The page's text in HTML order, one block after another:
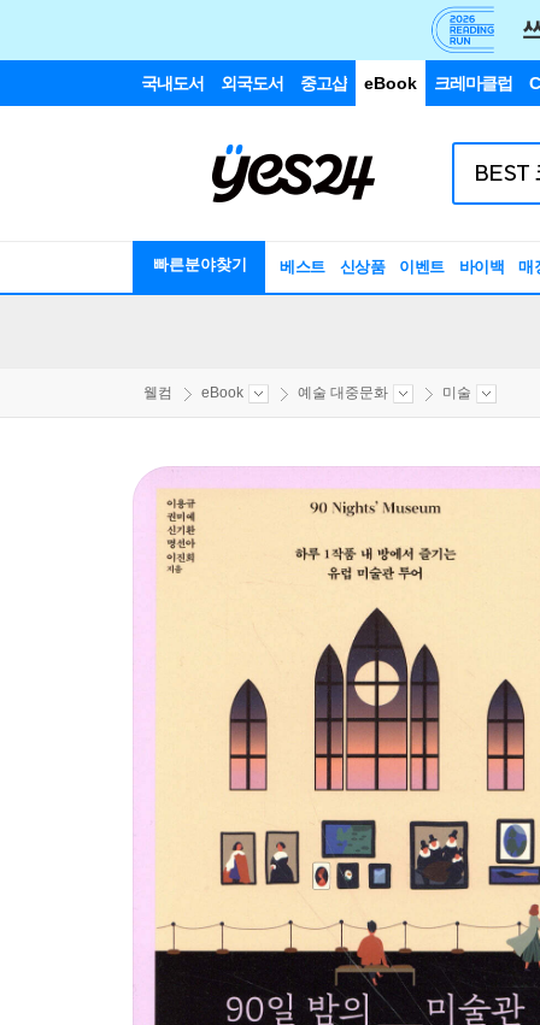
국내도서 외국도서 중고샵 eBook 크레마클럽
빠른분야찾기 베스트 신상품 이벤트 바이백 매
웰컴 eBook 예술 대중문화 미술